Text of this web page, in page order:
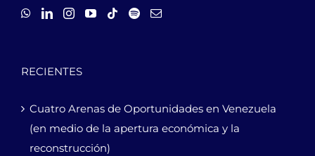
RECIENTES
Cuatro Arenas de Oportunidades en Venezuela
(en medio de la apertura económica y la
reconstrucción)